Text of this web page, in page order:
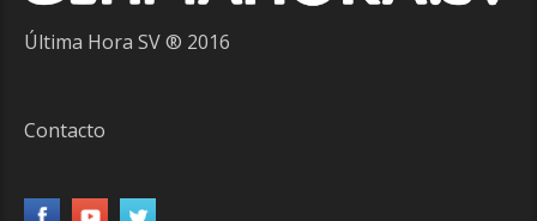
Última Hora SV ® 2016
Contacto